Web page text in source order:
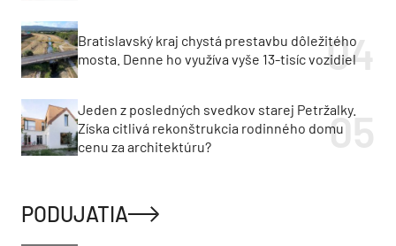
Bratislavský kraj chystá prestavbu dôležitého
mosta. Denne ho využíva vyše 13-tisíc vozidiel
Jeden z posledných svedkov starej Petržalky.
Získa citlivá rekonštrukcia rodinného domu
cenu za architektúru?
PODUJATIA